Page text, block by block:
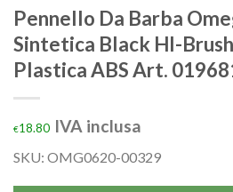
Pennello Da Barba
Sintetica Black HI-
Plastica ABS Art.
€18.80 IVA inclusa
SKU: OMG0620-00329